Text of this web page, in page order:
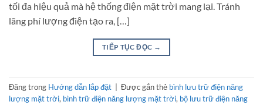
tối đa hiệu quả mà hệ thống điện mặt trời mang lại. Tránh
lãng phí lượng điện tạo ra, […]
TIẾP TỤC ĐỌC →
Đăng trong Hướng dẫn lắp đặt Được gắn thẻ bình lưu trữ điện năng
lượng mặt trời, bình trữ điện năng lượng mặt trời, bộ lưu trữ điện năng